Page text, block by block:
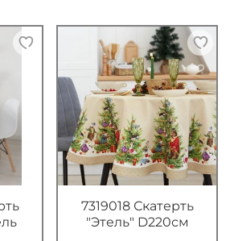
7319018 Скатерть
"Этель" D220см